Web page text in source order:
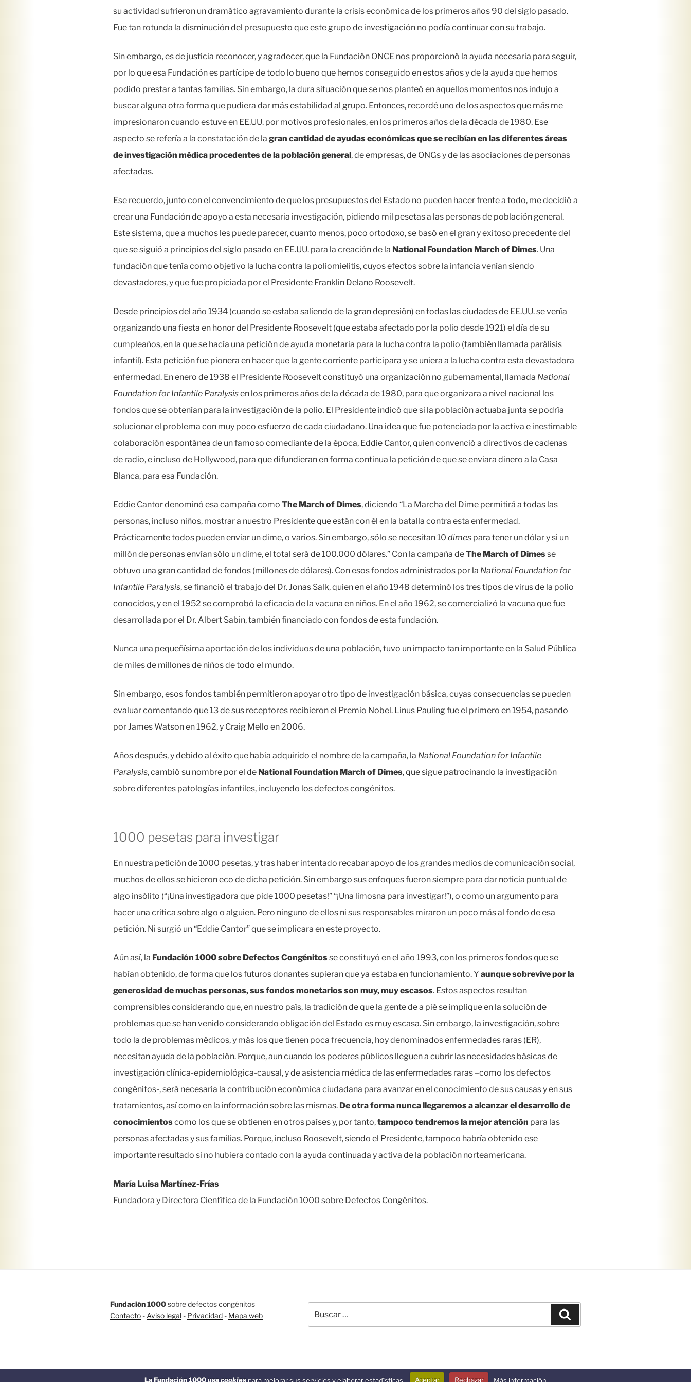
su actividad sufrieron un dramático agravamiento durante la crisis económica de los primeros años 90 del siglo pasado.
Fue tan rotunda la disminución del presupuesto que este grupo de investigación no podía continuar con su trabajo.
Sin embargo, es de justicia reconocer, y agradecer, que la Fundación ONCE nos proporcionó la ayuda necesaria para seguir,
por lo que esa Fundación es partícipe de todo lo bueno que hemos conseguido en estos años y de la ayuda que hemos
podido prestar a tantas familias. Sin embargo, la dura situación que se nos planteó en aquellos momentos nos indujo a
buscar alguna otra forma que pudiera dar más estabilidad al grupo. Entonces, recordé uno de los aspectos que más me
impresionaron cuando estuve en EE.UU. por motivos profesionales, en los primeros años de la década de 1980. Ese
aspecto se refería a la constatación de la gran cantidad de ayudas económicas que se recibían en las diferentes áreas
de investigación médica procedentes de la población general, de empresas, de ONGs y de las asociaciones de personas
afectadas.
Ese recuerdo, junto con el convencimiento de que los presupuestos del Estado no pueden hacer frente a todo, me decidió a
crear una Fundación de apoyo a esta necesaria investigación, pidiendo mil pesetas a las personas de población general.
Este sistema, que a muchos les puede parecer, cuanto menos, poco ortodoxo, se basó en el gran y exitoso precedente del
que se siguió a principios del siglo pasado en EE.UU. para la creación de la National Foundation March of Dimes. Una
fundación que tenía como objetivo la lucha contra la poliomielitis, cuyos efectos sobre la infancia venían siendo
devastadores, y que fue propiciada por el Presidente Franklin Delano Roosevelt.
Desde principios del año 1934 (cuando se estaba saliendo de la gran depresión) en todas las ciudades de EE.UU. se venía
organizando una fiesta en honor del Presidente Roosevelt (que estaba afectado por la polio desde 1921) el día de su
cumpleaños, en la que se hacía una petición de ayuda monetaria para la lucha contra la polio (también llamada parálisis
infantil). Esta petición fue pionera en hacer que la gente corriente participara y se uniera a la lucha contra esta devastadora
enfermedad. En enero de 1938 el Presidente Roosevelt constituyó una organización no gubernamental, llamada National
Foundation for Infantile Paralysisen los primeros años de la década de 1980, para que organizara a nivel nacional los
fondos que se obtenían para la investigación de la polio. El Presidente indicó que si la población actuaba junta se podría
solucionar el problema con muy poco esfuerzo de cada ciudadano. Una idea que fue potenciada por la activa e inestimable
colaboración espontánea de un famoso comediante de la época, Eddie Cantor, quien convenció a directivos de cadenas
de radio, e incluso de Hollywood, para que difundieran en forma continua la petición de que se enviara dinero a la Casa
Blanca, para esa Fundación.
Eddie Cantor denominó esa campaña como The March of Dimes, diciendo “La Marcha del Dime permitirá a todas las
personas, incluso niños, mostrar a nuestro Presidente que están con él en la batalla contra esta enfermedad.
Prácticamente todos pueden enviar un dime, o varios. Sin embargo, sólo se necesitan 10 dimes para tener un dólar y si un
millón de personas envían sólo un dime, el total será de 100.000 dólares.” Con la campaña deThe March of Dimesse
obtuvo una gran cantidad de fondos (millones de dólares). Con esos fondos administrados por la National Foundation for
Infantile Paralysis, se financió el trabajo del Dr. Jonas Salk, quien en el año 1948 determinó los tres tipos de virus de la polio
conocidos, y en el 1952 se comprobó la eficacia de la vacuna en niños. En el año 1962, se comercializó la vacuna que fue
desarrollada por el Dr. Albert Sabin, también financiado con fondos de esta fundación.
Nunca una pequeñísima aportación de los individuos de una población, tuvo un impacto tan importante en la Salud Pública
de miles de millones de niños de todo el mundo.
Sin embargo, esos fondos también permitieron apoyar otro tipo de investigación básica, cuyas consecuencias se pueden
evaluar comentando que 13 de sus receptores recibieron el Premio Nobel. Linus Pauling fue el primero en 1954, pasando
por James Watson en 1962, y Craig Mello en 2006.
Años después, y debido al éxito que había adquirido el nombre de la campaña, la National Foundation for Infantile
Paralysis, cambió su nombre por el de National Foundation March of Dimes, que sigue patrocinando la investigación
sobre diferentes patologías infantiles, incluyendo los defectos congénitos.
1000 pesetas para investigar
En nuestra petición de 1000 pesetas, y tras haber intentado recabar apoyo de los grandes medios de comunicación social,
muchos de ellos se hicieron eco de dicha petición. Sin embargo sus enfoques fueron siempre para dar noticia puntual de
algo insólito (“¡Una investigadora que pide 1000 pesetas!” “¡Una limosna para investigar!”), o como un argumento para
hacer una crítica sobre algo o alguien. Pero ninguno de ellos ni sus responsables miraron un poco más al fondo de esa
petición. Ni surgió un “Eddie Cantor” que se implicara en este proyecto.
Aún así, la Fundación 1000 sobre Defectos Congénitosse constituyó en el año 1993, con los primeros fondos que se
habían obtenido, de forma que los futuros donantes supieran que ya estaba en funcionamiento. Y aunque sobrevive por la
generosidad de muchas personas, sus fondos monetarios son muy, muy escasos. Estos aspectos resultan
comprensibles considerando que, en nuestro país, la tradición de que la gente de a pié se implique en la solución de
problemas que se han venido considerando obligación del Estado es muy escasa. Sin embargo, la investigación, sobre
todo la de problemas médicos, y más los que tienen poca frecuencia, hoy denominados enfermedades raras (ER),
necesitan ayuda de la población. Porque, aun cuando los poderes públicos lleguen a cubrir las necesidades básicas de
investigación clínica-epidemiológica-causal, y de asistencia médica de las enfermedades raras –como los defectos
congénitos-, será necesaria la contribución económica ciudadana para avanzar en el conocimiento de sus causas y en sus
tratamientos, así como en la información sobre las mismas. De otra forma nunca llegaremos a alcanzar el desarrollo de
conocimientoscomo los que se obtienen en otros países y, por tanto,tampoco tendremos la mejor atención para las
personas afectadas y sus familias. Porque, incluso Roosevelt, siendo el Presidente, tampoco habría obtenido ese
importante resultado si no hubiera contado con la ayuda continuada y activa de la población norteamericana.
María Luisa Martínez-Frías
Fundadora y Directora Científica de la Fundación 1000 sobre Defectos Congénitos.
Fundación 1000sobre defectos congénitos
Contacto - Aviso legal - Privacidad - Mapa web
BUSCAR
por:
Funciona gracias a WordPress
La Fundación 1000 usacookies para mejorar sus servicios y elaborar estadísticas. Aceptar Rechazar Más información